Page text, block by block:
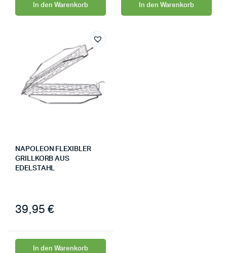
In den Warenkorb In den Warenkorb
NAPOLEON FLEXIBLER
GRILLKORB AUS
EDELSTAHL
39,95 €
In den Warenkorb